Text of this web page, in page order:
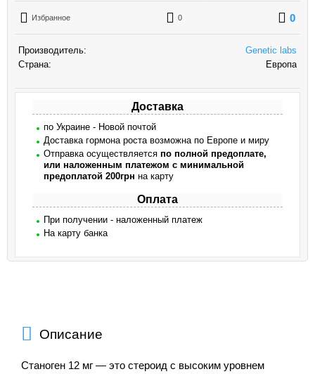
Избранное 0 0
Производитель:
Genetic labs
Страна:
Европа
Доставка
по Украине - Новой почтой
Доставка гормона роста возможна по Европе и миру
Отправка осуществляется по полной предоплате,
или наложенным платежом с минимальной
предоплатой 200грн на карту
Оплата
При получении - наложенный платеж
На карту банка
Описание
Станоген 12 мг — это стероид с высоким уровнем